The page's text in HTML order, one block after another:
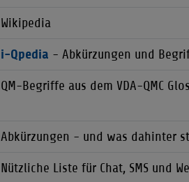
Wikipedia
i-Qpedia - Abkürzungen und
QM-Begriffe aus dem VDA-QMC
Abkürzungen - und was dahinter
Nützliche Liste für Chat, SMS und